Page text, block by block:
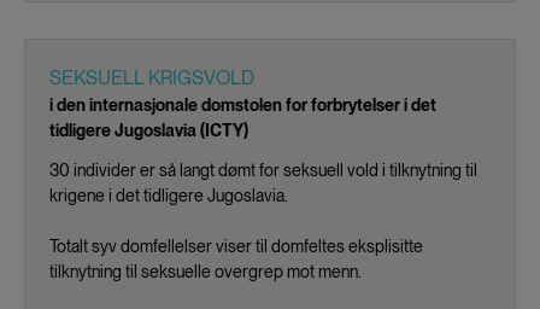
SEKSUELL KRIGSVOLD
i den internasjonale domstolen for forbrytelser i det
tidligere Jugoslavia (ICTY)
30 individer er så langt dømt for seksuell vold i tilknytning til
krigene i det tidligere Jugoslavia.
Totalt syv domfellelser viser til domfeltes eksplisitte
tilknytning til seksuelle overgrep mot menn.